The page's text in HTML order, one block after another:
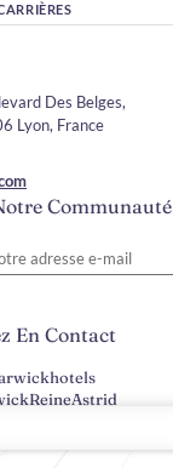
Communauté
Des Belges,
Lyon, France
En Contact